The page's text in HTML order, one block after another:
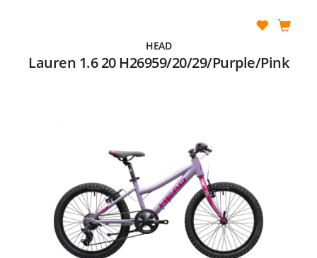
HEAD
Lauren 1.6 20 H26959/20/29/Purple/Pink